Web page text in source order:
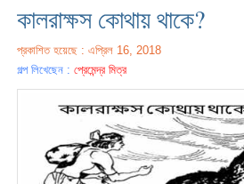
কালরাক্ষস কোথায় থাকে?
প্রকাশিত হয়েছে : এপ্রিল 16, 2018
গল্প লিখেছেন :প্রেমেন্দ্র মিত্র